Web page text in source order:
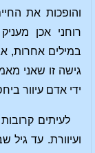
והופכות את
רוחני אכן
במילים אחרות,
גישה זו שאני
ידי אדם עיוור
לעיתים
ועיוורת. עד גיל